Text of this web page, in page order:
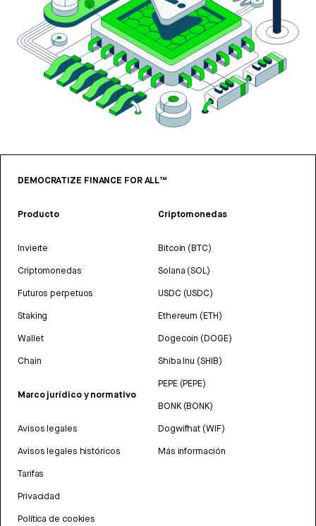
DEMOCRATIZE FINANCE FOR ALL™
Producto
Invierte
Criptomonedas
Futuros perpetuos
Staking
Wallet
Chain
Marco jurídico y normativo
Avisos legales
Avisos legales históricos
Tarifas
Privacidad
Política de cookies
Criptomonedas
Bitcoin (BTC)
Solana (SOL)
USDC (USDC)
Ethereum (ETH)
Dogecoin (DOGE)
Shiba Inu (SHIB)
PEPE (PEPE)
BONK (BONK)
Dogwifhat (WIF)
Más información